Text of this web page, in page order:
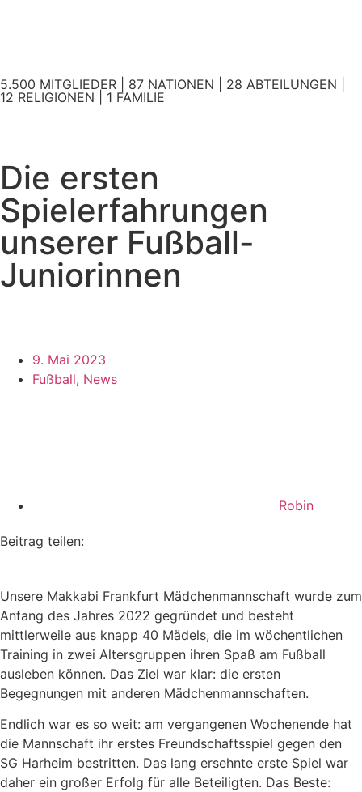
5.500 MITGLIEDER | 87 NATIONEN | 28 ABTEILUNGEN |
12 RELIGIONEN | 1 FAMILIE
Die ersten
Spielerfahrungen
unserer Fußball-
Juniorinnen
9. Mai 2023
Fußball, News
Robin
Beitrag teilen:
Unsere Makkabi Frankfurt Mädchenmannschaft wurde zum
Anfang des Jahres 2022 gegründet und besteht
mittlerweile aus knapp 40 Mädels, die im wöchentlichen
Training in zwei Altersgruppen ihren Spaß am Fußball
ausleben können. Das Ziel war klar: die ersten
Begegnungen mit anderen Mädchenmannschaften.
Endlich war es so weit: am vergangenen Wochenende hat
die Mannschaft ihr erstes Freundschaftsspiel gegen den
SG Harheim bestritten. Das lang ersehnte erste Spiel war
daher ein großer Erfolg für alle Beteiligten. Das Beste: